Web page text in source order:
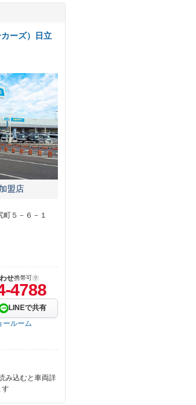
ーズ）日立
盟店
５－６－１
せ携帯可
4788
LINEで共有
ールーム
み込むと車両詳
す